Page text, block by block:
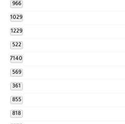
966
1029
1229
522
7140
569
361
855
818